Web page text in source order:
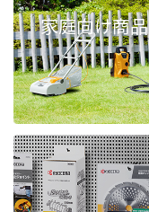
家庭向け商品